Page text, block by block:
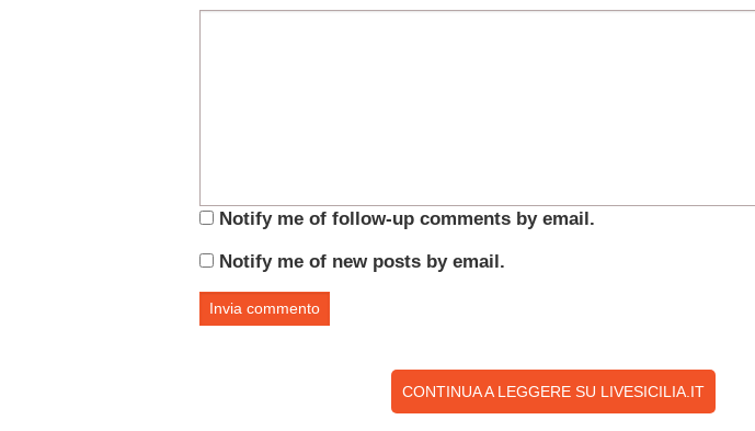
Notify me of follow-up comments by email.
Notify me of new posts by email.
CONTINUA A LEGGERE SU LIVESICILIA.IT